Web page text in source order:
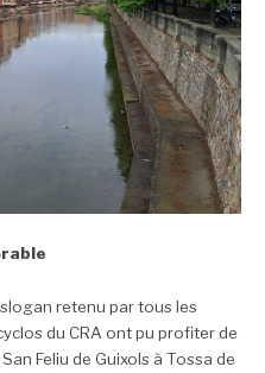
retenu par tous les
du CRA ont pu profiter de
Feliu de Guixols à Tossa de